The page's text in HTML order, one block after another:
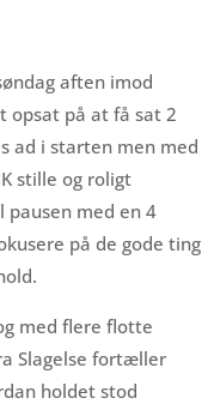
aften imod
opsat på at få sat 2
ad i starten men med
stille og roligt
pausen med en 4
på de gode ting
med flere flotte
Slagelse fortæller
holdet stod